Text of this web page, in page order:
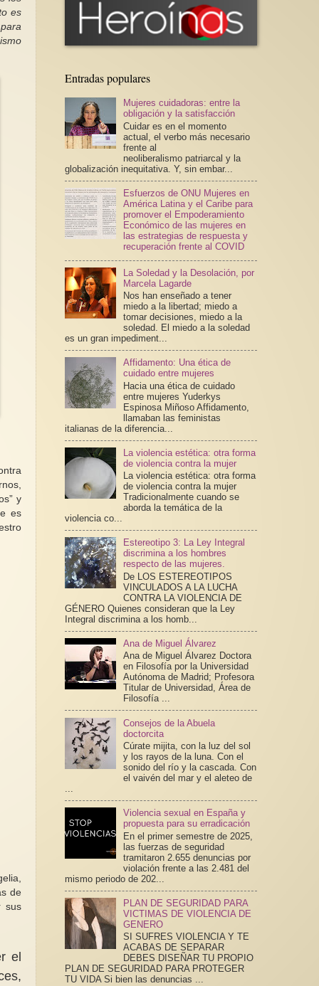
es
y
es
de
sus
el
Entradas populares
Mujeres cuidadoras: entre la
obligación y la satisfacción
Cuidar es en el momento
actual, el verbo más necesario
frente al
neoliberalismo patriarcal y la
globalización inequitativa. Y, sin embar...
Esfuerzos de ONU Mujeres en
América Latina y el Caribe para
promover el Empoderamiento
Económico de las mujeres en
las estrategias de respuesta y
recuperación frente al COVID
La Soledad y la Desolación, por
Marcela Lagarde
Nos han enseñado a tener
miedo a la libertad; miedo a
tomar decisiones, miedo a la
soledad. El miedo a la soledad
es un gran impediment...
Affidamento: Una ética de
cuidado entre mujeres
Hacia una ética de cuidado
entre mujeres Yuderkys
Espinosa Miñoso Affidamento,
llamaban las feministas
italianas de la diferencia...
La violencia estética: otra forma
de violencia contra la mujer
La violencia estética: otra forma
de violencia contra la mujer
Tradicionalmente cuando se
aborda la temática de la
violencia co...
Estereotipo 3: La Ley Integral
discrimina a los hombres
respecto de las mujeres.
De LOS ESTEREOTIPOS
VINCULADOS A LA LUCHA
CONTRA LA VIOLENCIA DE
GÉNERO Quienes consideran que la Ley
Integral discrimina a los homb...
Ana de Miguel Álvarez
Ana de Miguel Álvarez Doctora
en Filosofía por la Universidad
Autónoma de Madrid; Profesora
Titular de Universidad, Área de
Filosofía ...
Consejos de la Abuela
doctorcita
Cúrate mijita, con la luz del sol
y los rayos de la luna. Con el
sonido del río y la cascada. Con
el vaivén del mar y el aleteo de
...
Violencia sexual en España y
propuesta para su erradicación
En el primer semestre de 2025,
las fuerzas de seguridad
tramitaron 2.655 denuncias por
violación frente a las 2.481 del
mismo periodo de 202...
PLAN DE SEGURIDAD PARA
VICTIMAS DE VIOLENCIA DE
GENERO
SI SUFRES VIOLENCIA Y TE
ACABAS DE SEPARAR
DEBES DISEÑAR TU PROPIO
PLAN DE SEGURIDAD PARA PROTEGER
TU VIDA Si bien las denuncias ...